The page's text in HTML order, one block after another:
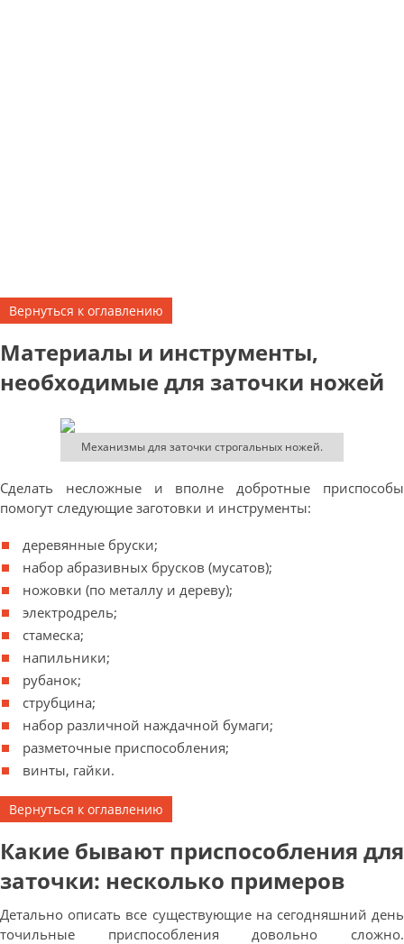
Вернуться к оглавлению
Материалы и инструменты,
необходимые для заточки ножей
Механизмы для заточки строгальных ножей.
Сделать несложные и вполне добротные приспособы
помогут следующие заготовки и инструменты:
деревянные бруски;
набор абразивных брусков (мусатов);
ножовки (по металлу и дереву);
электродрель;
стамеска;
напильники;
рубанок;
струбцина;
набор различной наждачной бумаги;
разметочные приспособления;
винты, гайки.
Вернуться к оглавлению
Какие бывают приспособления для
заточки: несколько примеров
Детально описать все существующие на сегодняшний день
точильные приспособления довольно сложно.